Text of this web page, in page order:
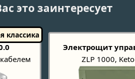
это заинтересует
Электрощит
ZLP 1000,